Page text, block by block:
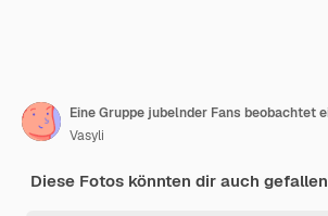
Vasyli
Diese Fotos könnten dir auch gefallen